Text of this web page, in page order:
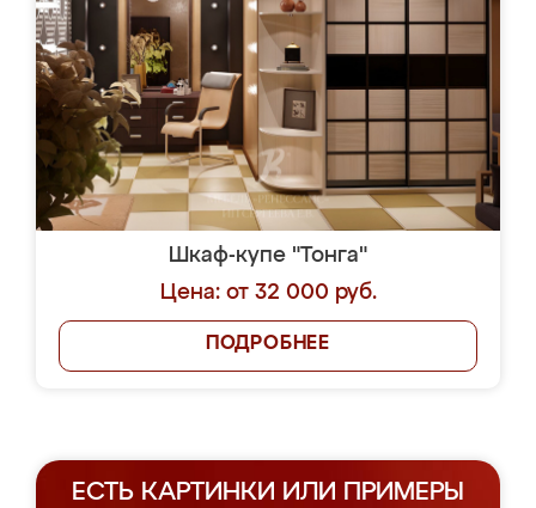
Шкаф-купе "Тонга"
Цена: от 32 000 руб.
ПОДРОБНЕЕ
ЕСТЬ КАРТИНКИ ИЛИ ПРИМЕРЫ